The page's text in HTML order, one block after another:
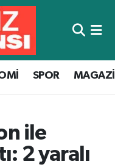
SPOR
ile
2 yaralı
Fikstür